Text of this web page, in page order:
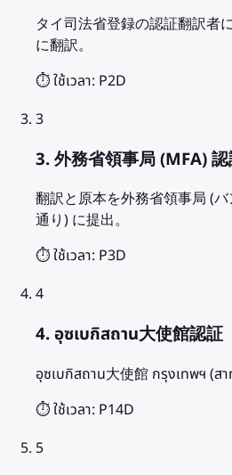
タイ司法省登録の認証翻訳者
に翻訳。
⏱️ ใช้เวลา: P2D
3
3. 外務省領事局 (MFA)
翻訳と原本を外務省領事局 (
通り) に提出。
⏱️ ใช้เวลา: P3D
4
4. อุซเบกิสถาน大使館認証
อุซเบกิสถาน大使館 กรุงเทพฯ (สา
⏱️ ใช้เวลา: P14D
5